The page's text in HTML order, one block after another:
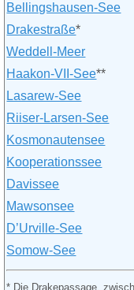
Bellingshausen-See
Drakestraße*
Weddell-Meer
Haakon-VII-See**
Lasarew-See
Riiser-Larsen-See
Kosmonautensee
Kooperationssee
Davissee
Mawsonsee
D’Urville-See
Somow-See
* Die Drakepassage,